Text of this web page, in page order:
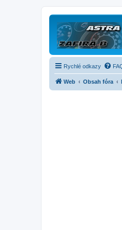
Rychlé odkazy
Web Obsah fóra